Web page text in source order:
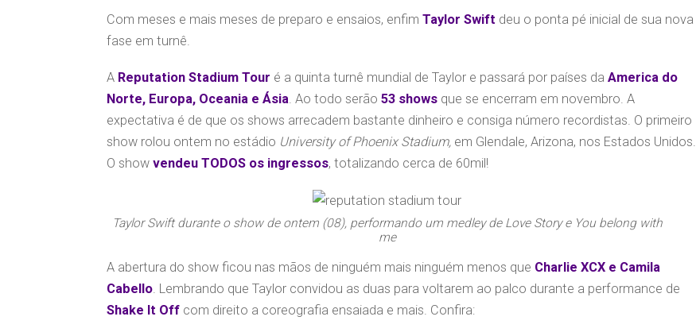
Com meses e mais meses de preparo e ensaios, enfimTaylor Swift deu o ponta pé inicial de sua nova
fase em turnê.
A Reputation Stadium Tour é a quinta turnê mundial de Taylor e passará por países daAmerica do
Norte, Europa, Oceania e Ásia. Ao todo serão53 shows que se encerram em novembro. A
expectativa é de que os shows arrecadem bastante dinheiro e consiga número recordistas. O primeiro
show rolou ontem no estádio University of Phoenix Stadium, em Glendale, Arizona, nos Estados Unidos.
O showvendeu TODOS os ingressos, totalizando cerca de 60mil!
Taylor Swift durante o show de ontem (08), performando um medley de Love Story e You belong with
me
A abertura do show ficou nas mãos de ninguém mais ninguém menos que Charlie XCX e Camila
Cabello. Lembrando que Taylor convidou as duas para voltarem ao palco durante a performance de
Shake It Off com direito a coreografia ensaiada e mais. Confira: